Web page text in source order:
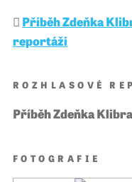
Příběh Zdeňka
reportáži
ROZHLASOVÉ
Příběh Zdeňka
FOTOGRAFIE